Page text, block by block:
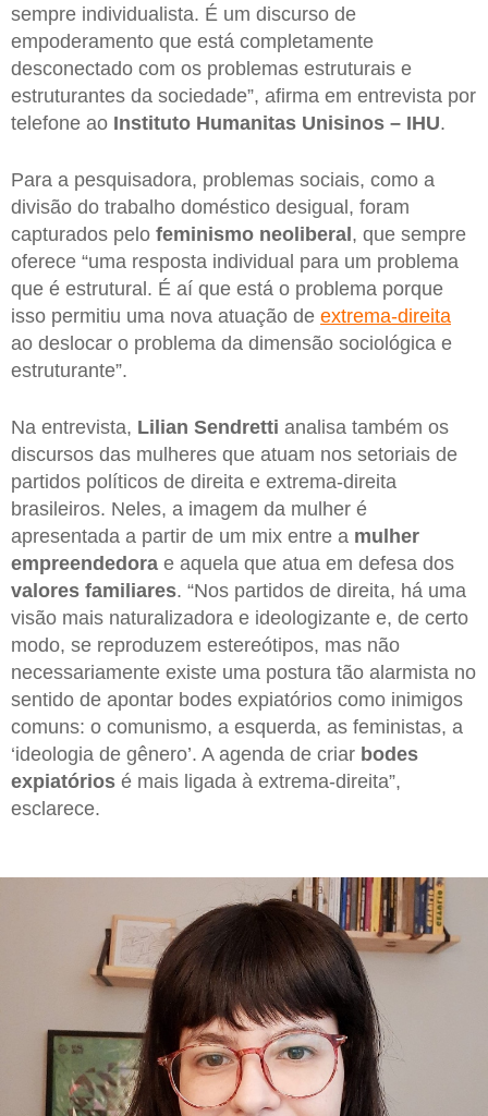
sempre individualista. É um discurso de
empoderamento que está completamente
desconectado com os problemas estruturais e
estruturantes da sociedade”, afirma em entrevista por
telefone ao Instituto Humanitas Unisinos – IHU.
Para a pesquisadora, problemas sociais, como a
divisão do trabalho doméstico desigual, foram
capturados pelo feminismo neoliberal, que sempre
oferece “uma resposta individual para um problema
que é estrutural. É aí que está o problema porque
isso permitiu uma nova atuação de extrema-direita
ao deslocar o problema da dimensão sociológica e
estruturante”.
Na entrevista, Lilian Sendretti analisa também os
discursos das mulheres que atuam nos setoriais de
partidos políticos de direita e extrema-direita
brasileiros. Neles, a imagem da mulher é
apresentada a partir de um mix entre a mulher
empreendedora e aquela que atua em defesa dos
valores familiares. “Nos partidos de direita, há uma
visão mais naturalizadora e ideologizante e, de certo
modo, se reproduzem estereótipos, mas não
necessariamente existe uma postura tão alarmista no
sentido de apontar bodes expiatórios como inimigos
comuns: o comunismo, a esquerda, as feministas, a
‘ideologia de gênero’. A agenda de criar bodes
expiatórios é mais ligada à extrema-direita”,
esclarece.